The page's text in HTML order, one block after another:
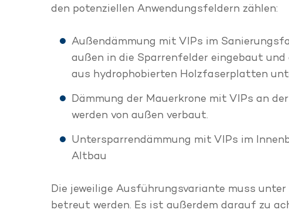
den potenziellen Anwendungsfeldern zählen:
Außendämmung mit VIPs im
außen in die Sparrenfelder eingebaut
aus hydrophobierten Holzfaserplatten
Dämmung der Mauerkrone mit VIPs an
werden von außen verbaut.
Untersparrendämmung mit VIPs im
Altbau
Die jeweilige Ausführungsvariante muss
betreut werden. Es ist außerdem darauf zu